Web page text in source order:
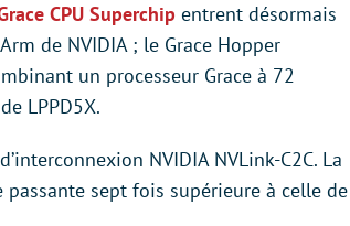
CPU Superchip entrent désormais
de NVIDIA ; le Grace Hopper
un processeur Grace à 72
LPPD5X.
NVIDIA NVLink-C2C. La
passante sept fois supérieure à celle de